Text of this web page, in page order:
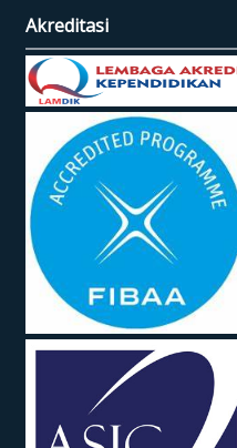
Akreditasi